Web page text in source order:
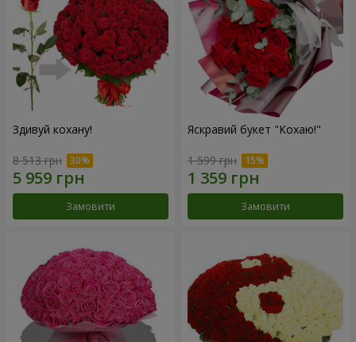
Здивуй кохану!
8 513 грн
Замовити
Яскравий букет "Кохаю!"
1 599 грн
Замовити